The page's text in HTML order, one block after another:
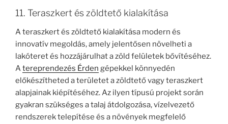
11. Teraszkert és zöldtető kialakítása
A teraszkert és zöldtető kialakítása modern és
innovatív megoldás, amely jelentősen növelheti a
lakóteret és hozzájárulhat a zöld felületek bővítéséhez.
Atereprendezés Érden gépekkel könnyedén
előkészítheted a területet a zöldtető vagy teraszkert
alapjainak kiépítéséhez. Az ilyen típusú projekt során
gyakran szükséges a talaj átdolgozása, vízelvezető
rendszerek telepítése és a növények megfelelő